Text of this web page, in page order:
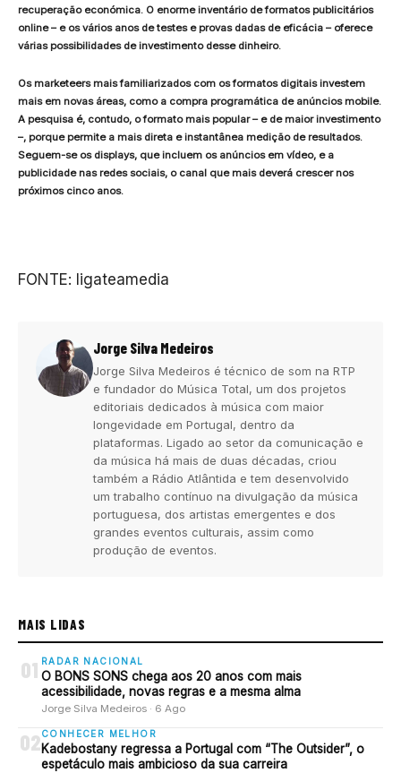
recuperação económica. O enorme inventário de formatos publicitários
online – e os vários anos de testes e provas dadas de eficácia – oferece
várias possibilidades de investimento desse dinheiro.
Os marketeers mais familiarizados com os formatos digitais investem
mais em novas áreas, como a compra programática de anúncios mobile.
A pesquisa é, contudo, o formato mais popular – e de maior investimento
–, porque permite a mais direta e instantânea medição de resultados.
Seguem-se os displays, que incluem os anúncios em vídeo, e a
publicidade nas redes sociais, o canal que mais deverá crescer nos
próximos cinco anos.
FONTE: ligateamedia
Jorge Silva Medeiros
Jorge Silva Medeiros é técnico de som na RTP
e fundador do Música Total, um dos projetos
editoriais dedicados à música com maior
longevidade em Portugal, dentro da
plataformas. Ligado ao setor da comunicação e
da música há mais de duas décadas, criou
também a Rádio Atlântida e tem desenvolvido
um trabalho contínuo na divulgação da música
portuguesa, dos artistas emergentes e dos
grandes eventos culturais, assim como
produção de eventos.
MAIS LIDAS
01 RADAR NACIONAL
O BONS SONS chega aos 20 anos com mais
acessibilidade, novas regras e a mesma alma
Jorge Silva Medeiros · 6 Ago
02 CONHECER MELHOR
Kadebostany regressa a Portugal com “The Outsider”, o
espetáculo mais ambicioso da sua carreira